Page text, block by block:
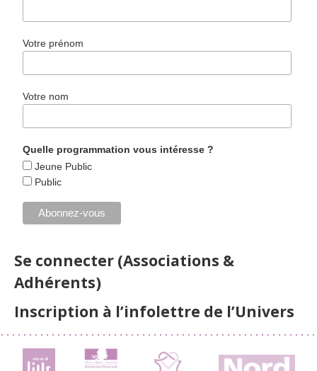
Votre prénom
Votre nom
Quelle programmation vous intéresse ?
Jeune Public
Public
Se connecter (Associations &
Adhérents)
Inscription à l’infolettre de l’Univers